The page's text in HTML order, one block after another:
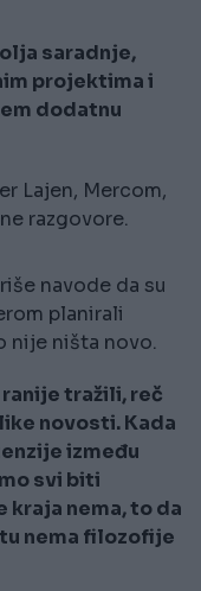
saradnje,
projektima i
dodatnu
Lajen, Mercom,
razgovore.
navode da su
planirali
nije ništa novo.
tražili, reč
novosti. Kada
između
svi biti
kraja nema, to da
nema filozofije